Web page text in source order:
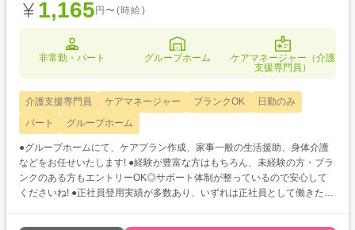
1,165 円〜(時給)
非常勤・パート グループホーム
ケアマネージャー（介護
支援専門員）
介護支援専門員 ケアマネージャー ブランクOK
日勤のみ
パート
グループホーム
●グループホームにて、ケアプラン作成、家事一般の生活援助、身体介護
などをお任せいたします! ●経験が豊富な方はもちろん、未経験の方・ブラ
ンクのある方もエントリーOK◎サポート体制が整っているので安心して
くださいね! ●正社員登用実績が多数あり、いずれは正社員として働きたい